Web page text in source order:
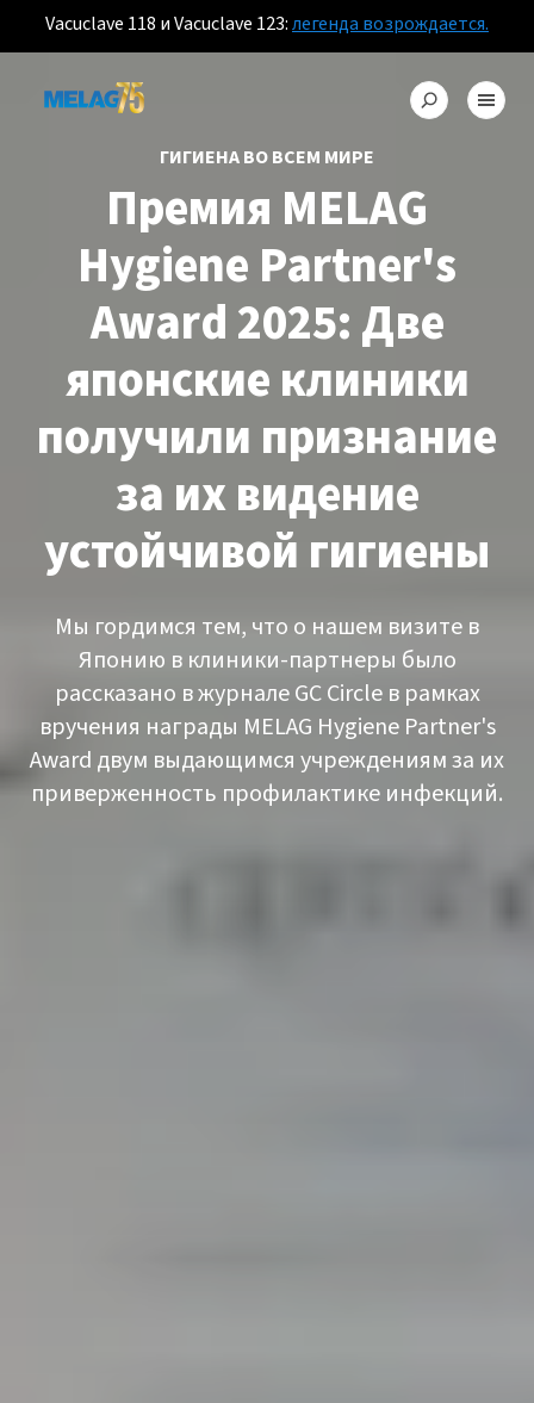
Vacuclave 118 и Vacuclave 123:легенда возрождается.
ГИГИЕНА ВО ВСЕМ МИРЕ
Премия MELAG
Hygiene Partner's
Award 2025: Две
японские клиники
получили признание
за их видение
устойчивой гигиены
Мы гордимся тем, что о нашем визите в
Японию в клиники-партнеры было
рассказано в журнале GC Circle в рамках
вручения награды MELAG Hygiene Partner's
Award двум выдающимся учреждениям за их
приверженность профилактике инфекций.